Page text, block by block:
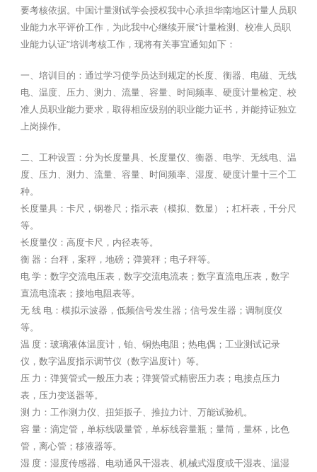
要考核依据。中国计量测试学会授权我中心承担华南地区计量人员职
业能力水平评价工作，为此我中心继续开展“计量检测、校准人员职
业能力认证”培训考核工作，现将有关事宜通知如下：
一、培训目的：通过学习使学员达到规定的长度、衡器、电磁、无线
电、温度、压力、测力、流量、容量、时间频率、硬度计量检定、校
准人员职业能力要求，取得相应级别的职业能力证书，并能持证独立
上岗操作。
二、工种设置：分为长度量具、长度量仪、衡器、电学、无线电、温
度、压力、测力、流量、容量、时间频率、湿度、硬度计量十三个工
种。
长度量具：卡尺，钢卷尺；指示表（模拟、数显）；杠杆表，千分尺
等。
长度量仪：高度卡尺，内径表等。
衡 器：台秤，案秤，地磅；弹簧秤；电子秤等。
电 学：数字交流电压表，数字交流电流表；数字直流电压表，数字
直流电流表；接地电阻表等。
无 线 电：模拟示波器，低频信号发生器；信号发生器；调制度仪
等。
温 度：玻璃液体温度计，铂、铜热电阻；热电偶；工业测试记录
仪，数字温度指示调节仪（数字温度计）等。
压 力：弹簧管式一般压力表；弹簧管式精密压力表；电接点压力
表，压力变送器等。
测 力：工作测力仪、扭矩扳子、推拉力计、万能试验机。
容 量：滴定管，单标线吸量管，单标线容量瓶；量筒，量杯，比色
管，离心管；移液器等。
湿 度：湿度传感器、电动通风干湿表、机械式湿度或干湿表、温湿